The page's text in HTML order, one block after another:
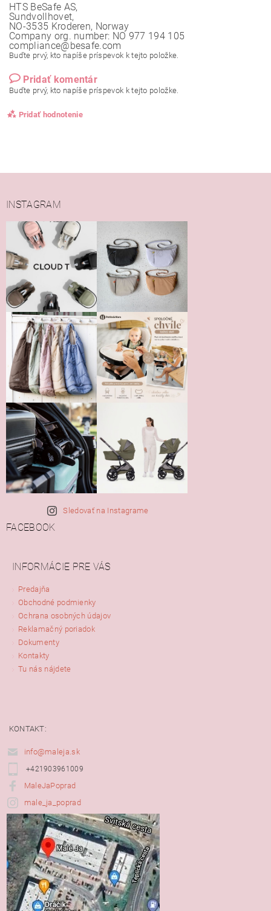
HTS BeSafe AS,
Sundvollhovet,
NO-3535 Kroderen, Norway
Company org. number: NO 977 194 105
compliance@besafe.com
Buďte prvý, kto napíše príspevok k tejto položke.
Pridať komentár
Buďte prvý, kto napíše príspevok k tejto položke.
Pridať hodnotenie
Vložením hodnotenie súhlasíte s
podmienkami ochrany
osobných údajov
INSTAGRAM
Sledovať na Instagrame
FACEBOOK
INFORMÁCIE PRE VÁS
Predajňa
Obchodné podmienky
Ochrana osobných údajov
Reklamačný poriadok
Dokumenty
Kontakty
Tu nás nájdete
KONTAKT:
info@maleja.sk
+421903961009
MaleJaPoprad
male_ja_poprad